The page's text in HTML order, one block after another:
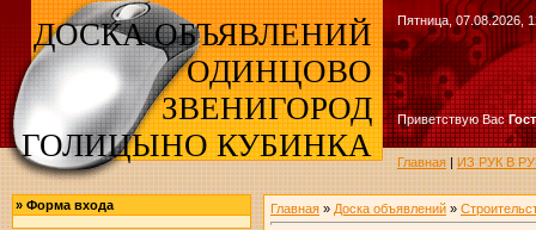
ДОСКА ОБЪЯВЛЕНИЙ
ОДИНЦОВО
ЗВЕНИГОРОД
ГОЛИЦЫНО КУБИНКА
Пятница, 07.08.2026,
Приветствую Вас
Главная|ИЗ РУК В
» Форма входа Главная» Доска объявлений»